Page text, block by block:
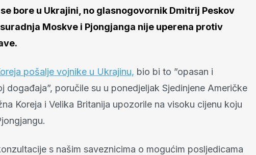
bore u Ukrajini, no glasnogovornik Dmitrij Peskov
Moskve i Pjongjanga nije uperena protiv
pošalje vojnike u Ukrajinu, bio bi to ”opasan i
događaja”, poručile su u ponedjeljak Sjedinjene Američke
Koreja i Velika Britanija upozorile na visoku cijenu koju
s našim saveznicima o mogućim posljedicama